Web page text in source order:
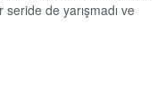
de yarışmadı ve